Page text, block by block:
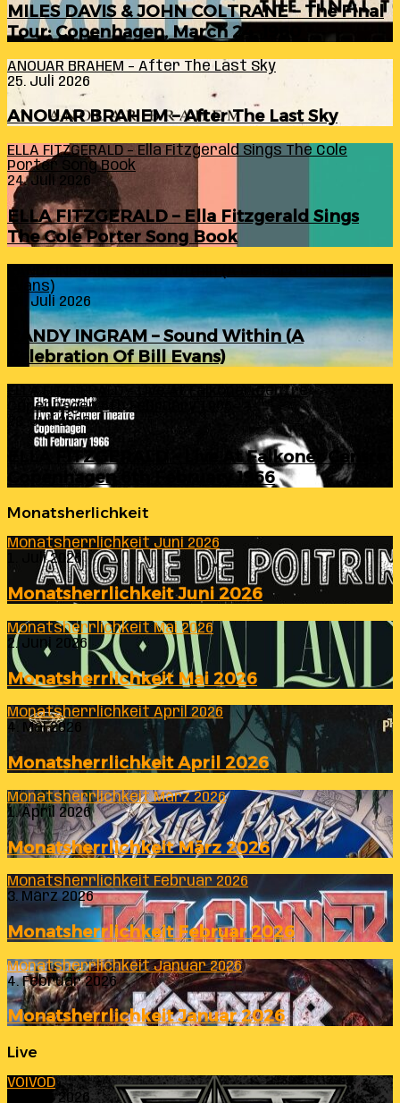
MILES DAVIS & JOHN COLTRANE – The Final
Tour: Copenhagen, March 24, 1960
ANOUAR BRAHEM – After The Last Sky
25. Juli 2026
ANOUAR BRAHEM – After The Last Sky
ELLA FITZGERALD – Ella Fitzgerald Sings The Cole
Porter Song Book
24. Juli 2026
ELLA FITZGERALD – Ella Fitzgerald Sings
The Cole Porter Song Book
Evans)
24. Juli 2026
RANDY INGRAM – Sound Within (A
Celebration Of Bill Evans)
ELLA FITZGERALD – Live At Falkoner Centre
Copenhagen 6th February 1966
23. Juli 2026
ELLA FITZGERALD – Live At Falkoner Centre
Copenhagen 6th February 1966
Monatsherlichkeit
Monatsherrlichkeit Juni 2026
1. Juli 2026
Monatsherrlichkeit Juni 2026
Monatsherrlichkeit Mai 2026
2. Juni 2026
Monatsherrlichkeit Mai 2026
Monatsherrlichkeit April 2026
4. Mai 2026
Monatsherrlichkeit April 2026
Monatsherrlichkeit März 2026
1. April 2026
Monatsherrlichkeit März 2026
Monatsherrlichkeit Februar 2026
3. März 2026
Monatsherrlichkeit Februar 2026
Monatsherrlichkeit Januar 2026
4. Februar 2026
Monatsherrlichkeit Januar 2026
Live
VOIVOD
23. Juli 2026